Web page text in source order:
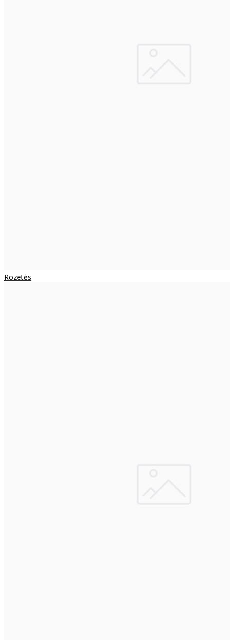
Rozetės